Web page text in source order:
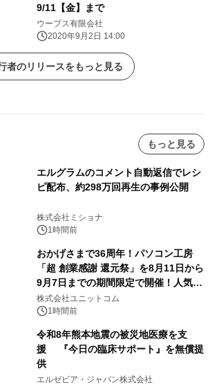
9/11【金】まで
ウープス有限会社
2020年9月2日 14:00
者のリリースをもっと見る
もっと見る
エルグラムのコメント自動返信でレシ
ピ配布、約298万回再生の事例公開
株式会社ミショナ
1時間前
おかげさまで36周年！パソコン工房
「超 創業感謝 還元祭」を8月11日から
9月7日までの期間限定で開催！人気の
ゲーミングPCや高性能ノートPCなど
対象iiyama PCのご購入で最大3万円分
株式会社ユニットコム
1時間前
令和8年熊本地震の被災地医療を支
援 『今日の臨床サポート』を無償提
供
エルゼビア・ジャパン株式会社